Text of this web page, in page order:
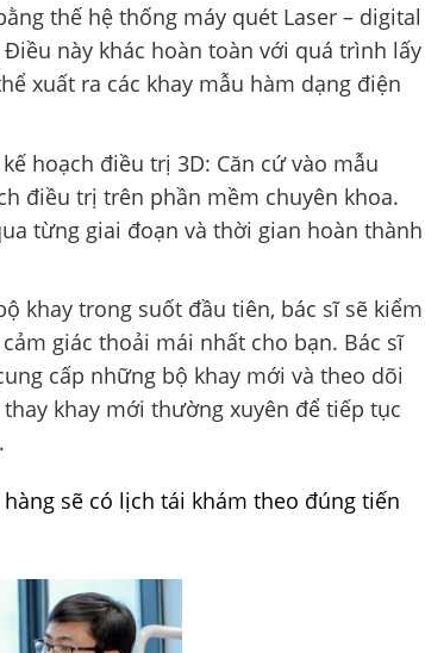
thế hệ thống máy quét Laser – digital
Điều này khác hoàn toàn với quá trình lấy
xuất ra các khay mẫu hàm dạng điện
hoạch điều trị 3D: Căn cứ vào mẫu
điều trị trên phần mềm chuyên khoa.
từng giai đoạn và thời gian hoàn thành
khay trong suốt đầu tiên, bác sĩ sẽ kiểm
giác thoải mái nhất cho bạn. Bác sĩ
cấp những bộ khay mới và theo dõi
khay mới thường xuyên để tiếp tục
sẽ có lịch tái khám theo đúng tiến